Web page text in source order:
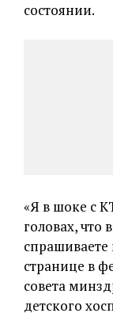
состоянии.
«Я в шоке с
головах, что
странице в
совета
детского